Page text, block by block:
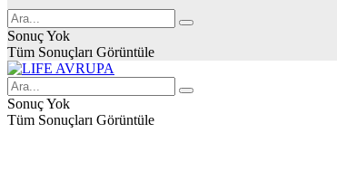
Sonuç Yok
Tüm Sonuçları Görüntüle
Sonuç Yok
Tüm Sonuçları Görüntüle